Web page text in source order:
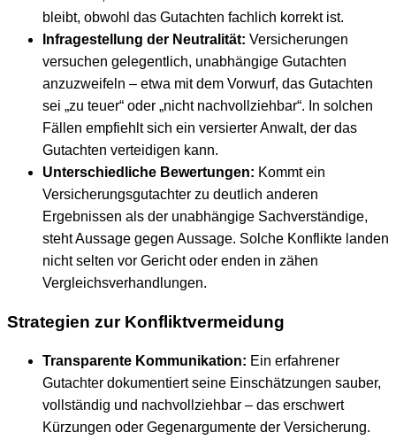
bleibt, obwohl das Gutachten fachlich korrekt ist.
Infragestellung der Neutralität: Versicherungen
versuchen gelegentlich, unabhängige Gutachten
anzuzweifeln – etwa mit dem Vorwurf, das Gutachten
sei „zu teuer“ oder „nicht nachvollziehbar“. In solchen
Fällen empfiehlt sich ein versierter Anwalt, der das
Gutachten verteidigen kann.
Unterschiedliche Bewertungen: Kommt ein
Versicherungsgutachter zu deutlich anderen
Ergebnissen als der unabhängige Sachverständige,
steht Aussage gegen Aussage. Solche Konflikte landen
nicht selten vor Gericht oder enden in zähen
Vergleichsverhandlungen.
Strategien zur Konfliktvermeidung
Transparente Kommunikation: Ein erfahrener
Gutachter dokumentiert seine Einschätzungen sauber,
vollständig und nachvollziehbar – das erschwert
Kürzungen oder Gegenargumente der Versicherung.